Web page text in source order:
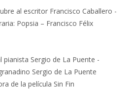
al escritor Francisco Caballero -
Popsia – Francisco Félix
pianista Sergio de La Puente -
Sergio de La Puente
de la película Sin Fin